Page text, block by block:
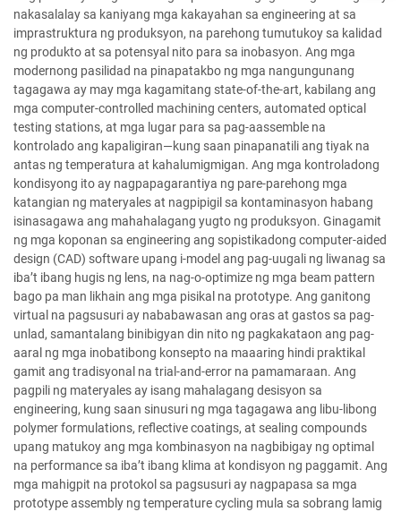
nakasalalay sa kaniyang mga kakayahan sa engineering at sa
imprastruktura ng produksyon, na parehong tumutukoy sa kalidad
ng produkto at sa potensyal nito para sa inobasyon. Ang mga
modernong pasilidad na pinapatakbo ng mga nangungunang
tagagawa ay may mga kagamitang state-of-the-art, kabilang ang
mga computer-controlled machining centers, automated optical
testing stations, at mga lugar para sa pag-aassemble na
kontrolado ang kapaligiran—kung saan pinapanatili ang tiyak na
antas ng temperatura at kahalumigmigan. Ang mga kontroladong
kondisyong ito ay nagpapagarantiya ng pare-parehong mga
katangian ng materyales at nagpipigil sa kontaminasyon habang
isinasagawa ang mahahalagang yugto ng produksyon. Ginagamit
ng mga koponan sa engineering ang sopistikadong computer-aided
design (CAD) software upang i-model ang pag-uugali ng liwanag sa
iba’t ibang hugis ng lens, na nag-o-optimize ng mga beam pattern
bago pa man likhain ang mga pisikal na prototype. Ang ganitong
virtual na pagsusuri ay nababawasan ang oras at gastos sa pag-
unlad, samantalang binibigyan din nito ng pagkakataon ang pag-
aaral ng mga inobatibong konsepto na maaaring hindi praktikal
gamit ang tradisyonal na trial-and-error na pamamaraan. Ang
pagpili ng materyales ay isang mahalagang desisyon sa
engineering, kung saan sinusuri ng mga tagagawa ang libu-libong
polymer formulations, reflective coatings, at sealing compounds
upang matukoy ang mga kombinasyon na nagbibigay ng optimal
na performance sa iba’t ibang klima at kondisyon ng paggamit. Ang
mga mahigpit na protokol sa pagsusuri ay nagpapasa sa mga
prototype assembly ng temperature cycling mula sa sobrang lamig